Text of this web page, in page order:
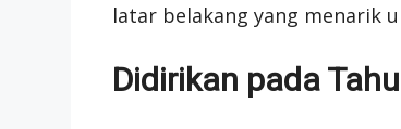
latar belakang yang menarik
Didirikan pada